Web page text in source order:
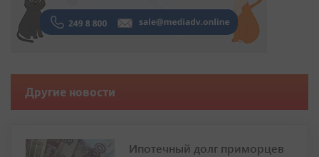
Другие новости
Ипотечный долг приморцев